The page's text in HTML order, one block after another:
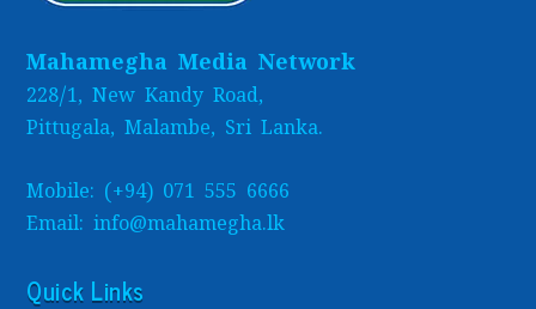
Mahamegha Media Network
228/1, New Kandy Road,
Pittugala, Malambe, Sri Lanka.
Mobile: (+94) 071 555 6666
Email: info@mahamegha.lk
Quick Links